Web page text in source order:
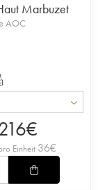
Marbuzet
AOC
€
Einheit 36€